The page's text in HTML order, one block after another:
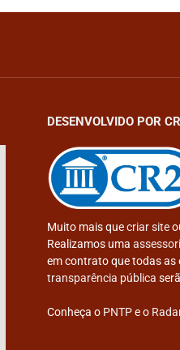
DESENVOLVIDO POR
Muito mais quecriar site
Realizamos uma
em contrato que todas as
transparência pública
Conheça o PNTPe o